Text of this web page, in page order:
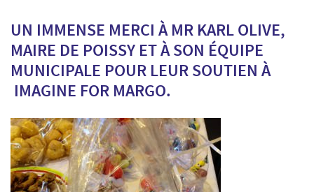
UN IMMENSE MERCI À MR KARL OLIVE,
MAIRE DE POISSY ET À SON ÉQUIPE
MUNICIPALE POUR LEUR SOUTIEN À
IMAGINE FOR MARGO.